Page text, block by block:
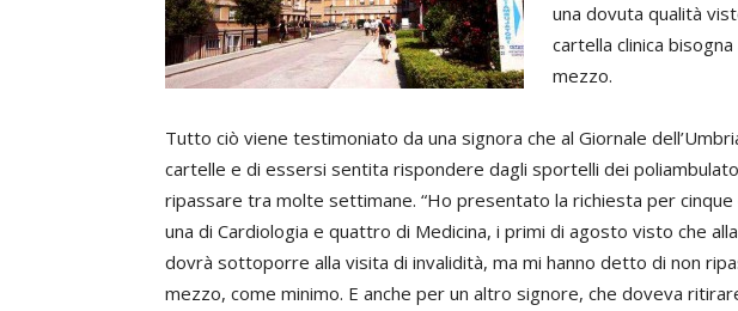
una dovuta qualità
cartella clinica
mezzo.
Tutto ciò viene testimoniato da una signora che al Giornale
cartelle e di essersi sentita rispondere dagli sportelli dei
ripassare tra molte settimane. “Ho presentato la richiesta per
una di Cardiologia e quattro di Medicina, i primi di agosto visto che
dovrà sottoporre alla visita di invalidità, ma mi hanno detto di non
mezzo, come minimo. E anche per un altro signore, che doveva